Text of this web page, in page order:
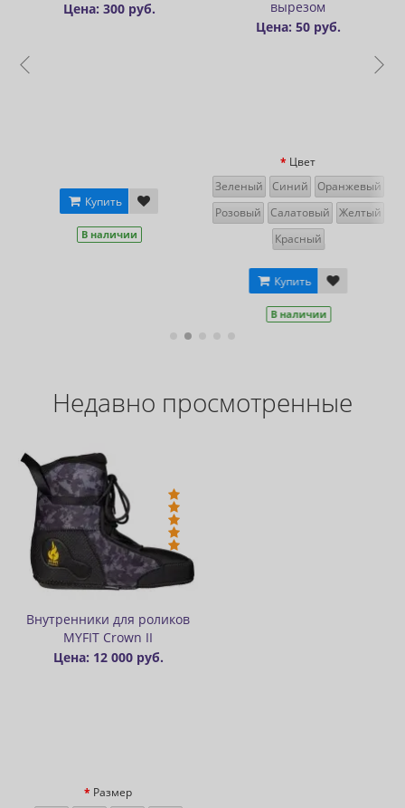
вырезом
Зеленый Синий
Розовый Салатовый
Красный
Цена: 450 руб. Цена: 600
руб.
Купить
В наличии
Недавно просмотренные
Внутренники для роликов
MYFIT Crown II
Цена: 12 000 руб.
Размер